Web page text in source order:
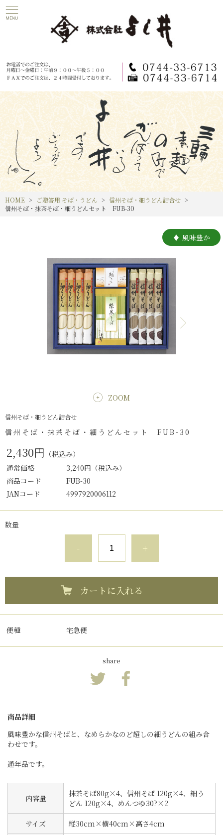
HOME ご贈答用 そば・うどん
信州そば・細うどん詰合せ
信州そば・抹茶そば・細うどんセット FUB-30
風味豊か
ZOOM
信州そば・細うどん詰合せ
信州そば・抹茶そば・細うどんセット FUB-30
2,430円 （税込み）
通常価格
3,240円 （税込み）
商品コード
FUB-30
JANコード
4997920006112
数量
- +
カートに入れる
便種 宅急便
share
商品詳細
風味豊かな信州そばと、なめらかなのど超しの細うどんの組み合
わせです。
通年品です。
内容量
抹茶そば80g×4、信州そば 120g×4、細う
どん 120g×4、めんつゆ30?×2
サイズ 縦30cm×横40cm×高さ4cm